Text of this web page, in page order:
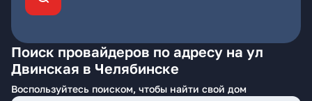
Поиск провайдеров по адресу на ул
Двинская в Челябинске
Воспользуйтесь поиском, чтобы найти свой дом